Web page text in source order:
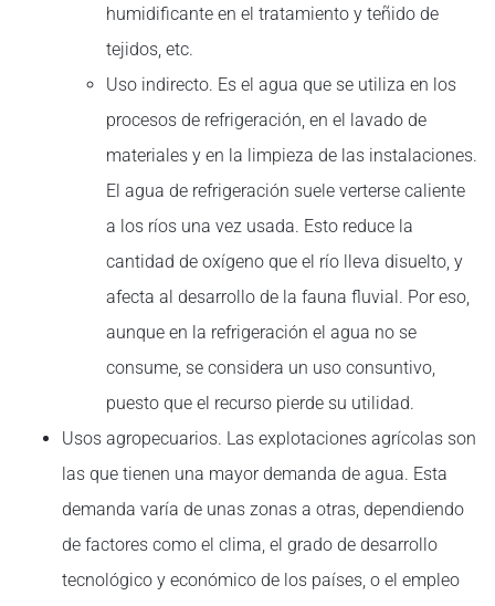
humidificante en el tratamiento y teñido de
tejidos, etc.
Uso indirecto. Es el agua que se utiliza en los
procesos de refrigeración, en el lavado de
materiales y en la limpieza de las instalaciones.
El agua de refrigeración suele verterse caliente
a los ríos una vez usada. Esto reduce la
cantidad de oxígeno que el río lleva disuelto, y
afecta al desarrollo de la fauna fluvial. Por eso,
aunque en la refrigeración el agua no se
consume, se considera un uso consuntivo,
puesto que el recurso pierde su utilidad.
Usos agropecuarios. Las explotaciones agrícolas son
las que tienen una mayor demanda de agua. Esta
demanda varía de unas zonas a otras, dependiendo
de factores como el clima, el grado de desarrollo
tecnológico y económico de los países, o el empleo